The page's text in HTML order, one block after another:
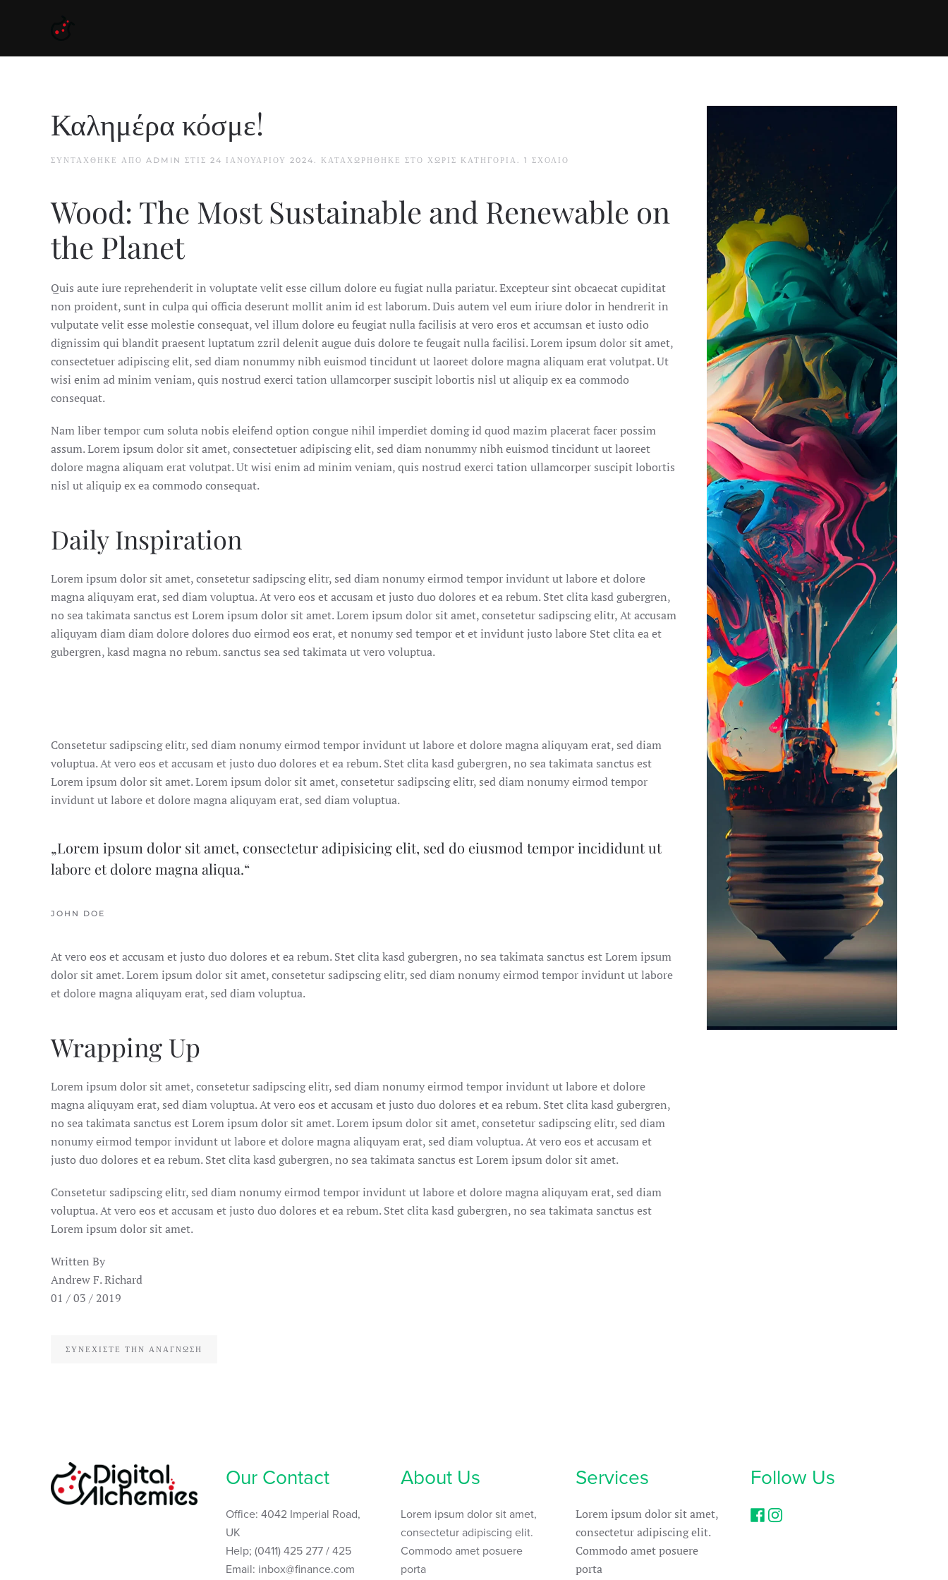
Skip to main content
Καλημέρα κόσμε!
ΣΥΝΤΆΧΘΗΚΕ ΑΠΌ ADMIN ΣΤΙΣ 24 ΙΑΝΟΥΑΡΊΟΥ 2024. ΚΑΤΑΧΩΡΉΘΗΚΕ ΣΤΟ ΧΩΡΊΣ ΚΑΤΗΓΟΡΊΑ. 1 ΣΧΌΛΙΟ
Wood: The Most Sustainable and Renewable on
the Planet
Quis aute iure reprehenderit in voluptate velit esse cillum dolore eu fugiat nulla pariatur. Excepteur sint obcaecat cupiditat
non proident, sunt in culpa qui officia deserunt mollit anim id est laborum. Duis autem vel eum iriure dolor in hendrerit in
vulputate velit esse molestie consequat, vel illum dolore eu feugiat nulla facilisis at vero eros et accumsan et iusto odio
dignissim qui blandit praesent luptatum zzril delenit augue duis dolore te feugait nulla facilisi. Lorem ipsum dolor sit amet,
consectetuer adipiscing elit, sed diam nonummy nibh euismod tincidunt ut laoreet dolore magna aliquam erat volutpat. Ut
wisi enim ad minim veniam, quis nostrud exerci tation ullamcorper suscipit lobortis nisl ut aliquip ex ea commodo
consequat.
Nam liber tempor cum soluta nobis eleifend option congue nihil imperdiet doming id quod mazim placerat facer possim
assum. Lorem ipsum dolor sit amet, consectetuer adipiscing elit, sed diam nonummy nibh euismod tincidunt ut laoreet
dolore magna aliquam erat volutpat. Ut wisi enim ad minim veniam, quis nostrud exerci tation ullamcorper suscipit lobortis
nisl ut aliquip ex ea commodo consequat.
Daily Inspiration
Lorem ipsum dolor sit amet, consetetur sadipscing elitr, sed diam nonumy eirmod tempor invidunt ut labore et dolore
magna aliquyam erat, sed diam voluptua. At vero eos et accusam et justo duo dolores et ea rebum. Stet clita kasd gubergren,
no sea takimata sanctus est Lorem ipsum dolor sit amet. Lorem ipsum dolor sit amet, consetetur sadipscing elitr, At accusam
aliquyam diam diam dolore dolores duo eirmod eos erat, et nonumy sed tempor et et invidunt justo labore Stet clita ea et
gubergren, kasd magna no rebum. sanctus sea sed takimata ut vero voluptua.
Consetetur sadipscing elitr, sed diam nonumy eirmod tempor invidunt ut labore et dolore magna aliquyam erat, sed diam
voluptua. At vero eos et accusam et justo duo dolores et ea rebum. Stet clita kasd gubergren, no sea takimata sanctus est
Lorem ipsum dolor sit amet. Lorem ipsum dolor sit amet, consetetur sadipscing elitr, sed diam nonumy eirmod tempor
invidunt ut labore et dolore magna aliquyam erat, sed diam voluptua.
„Lorem ipsum dolor sit amet, consectetur adipisicing elit, sed do eiusmod tempor incididunt ut
labore et dolore magna aliqua.“
JOHN DOE
At vero eos et accusam et justo duo dolores et ea rebum. Stet clita kasd gubergren, no sea takimata sanctus est Lorem ipsum
dolor sit amet. Lorem ipsum dolor sit amet, consetetur sadipscing elitr, sed diam nonumy eirmod tempor invidunt ut labore
et dolore magna aliquyam erat, sed diam voluptua.
Wrapping Up
Lorem ipsum dolor sit amet, consetetur sadipscing elitr, sed diam nonumy eirmod tempor invidunt ut labore et dolore
magna aliquyam erat, sed diam voluptua. At vero eos et accusam et justo duo dolores et ea rebum. Stet clita kasd gubergren,
no sea takimata sanctus est Lorem ipsum dolor sit amet. Lorem ipsum dolor sit amet, consetetur sadipscing elitr, sed diam
nonumy eirmod tempor invidunt ut labore et dolore magna aliquyam erat, sed diam voluptua. At vero eos et accusam et
justo duo dolores et ea rebum. Stet clita kasd gubergren, no sea takimata sanctus est Lorem ipsum dolor sit amet.
Consetetur sadipscing elitr, sed diam nonumy eirmod tempor invidunt ut labore et dolore magna aliquyam erat, sed diam
voluptua. At vero eos et accusam et justo duo dolores et ea rebum. Stet clita kasd gubergren, no sea takimata sanctus est
Lorem ipsum dolor sit amet.
Written By
Andrew F. Richard
01 / 03 / 2019
ΣΥΝΕΧΊΣΤΕ ΤΗΝ ΑΝΆΓΝΩΣΗ
Our Contact
Office: 4042 Imperial Road,
UK
Help; (0411) 425 277 / 425
Email: inbox@finance.com
About Us
Lorem ipsum dolor sit amet,
consectetur adipiscing elit.
Commodo amet posuere
porta
Services
Lorem ipsum dolor sit amet,
consectetur adipiscing elit.
Commodo amet posuere
porta
Follow Us